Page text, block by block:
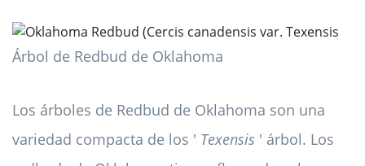
Árbol de Redbud de Oklahoma
Los árboles de Redbud de Oklahoma son una
variedad compacta de los ' Texensis ' árbol. Los